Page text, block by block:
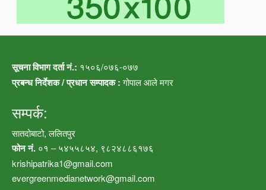
सूचना विभाग दर्ता नं.: १५०६/०७६-०७७
प्रबन्ध निर्देशक / प्रधान सम्पादक :गोपाल आले मगर
सम्पर्क:
सातदोबाटो, ललितपुर
फोन नं. ०१ – ५४५५८५४, ९८२४८८६१७६
krishipatrika1@gmail.com
evergreenmedianetwork@gmail.com